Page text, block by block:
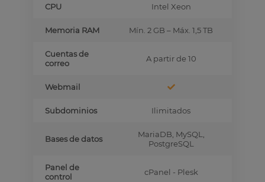
CPU Intel Xeon
Memoria RAM Mín. 2 GB – Máx. 1,5 TB
Cuentas de
correo
A partir de 10
Webmail
Subdominios Ilimitados
Bases de datos
MariaDB, MySQL,
PostgreSQL
Panel de
control
cPanel - Plesk